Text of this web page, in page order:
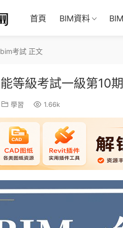
首頁 BIM資料
bim考試 正文
等級考試一級第10
學習 1.66k